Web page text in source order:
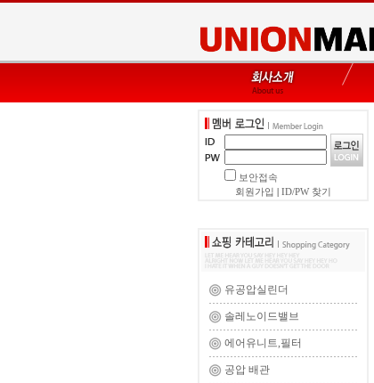
보안접속
회원가입
ID/PW 찾기
유공압실린더
솔레노이드밸브
에어유니트,필터
공압 배관